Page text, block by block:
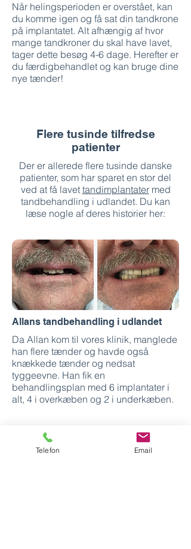
Når helingsperioden er overstået, kan
du komme igen og få sat din tandkrone
på implantatet. Alt afhængig af hvor
mange tandkroner du skal have lavet,
tager dette besøg 4-6 dage. Herefter er
du færdigbehandlet og kan bruge dine
nye tænder!
Flere tusinde tilfredse
patienter
Der er allerede flere tusinde danske
patienter, som har sparet en stor del
ved at få lavet tandimplantatermed
tandbehandling i udlandet. Du kan
læse nogle af deres historier her:
Allans tandbehandling i udlandet
Da Allan kom til vores klinik, manglede
han flere tænder og havde også
knækkede tænder og nedsat
tyggeevne. Han fik en
behandlingsplan med 6 implantater i
alt, 4 i overkæben og 2 i underkæben.
Telefon Email